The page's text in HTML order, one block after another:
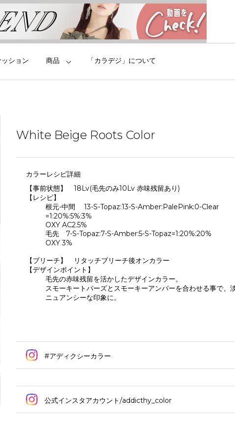
ッション 商品 「カラデジ」について
White Beige Roots Color
カラーレシピ詳細
【事前状態】 18Lv(毛先のみ10Lv 赤味残留あり)
【レシピ】
根元-中間 13-S-Topaz:13-S-Amber:PalePink:0-Clear
=1:20%:5%:3%
OXY AC2.5%
毛先 7-S-Topaz:7-S-Amber:5-S-Topaz=1:20%:20%
OXY 3%
【ブリーチ】 リタッチブリーチ後オンカラー
【デザインポイント】
毛先の赤味残留を活かしたデザインカラー。
スモーキートパーズとスモーキーアンバーを合わせる事で、
ニュアンシーな印象に。
#アディクシーカラー
公式インスタアカウント/addicthy_color